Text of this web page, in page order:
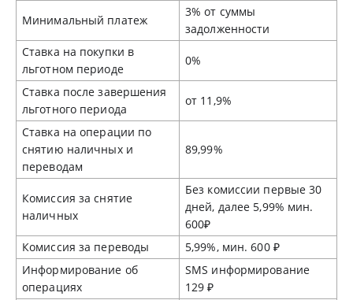
Минимальный платеж
3% от суммы
задолженности
Ставка на покупки в
льготном периоде
0%
Ставка после завершения
льготного периода
от 11,9%
Ставка на операции по
снятию наличных и
переводам
89,99%
Комиссия за снятие
наличных
Без комиссии первые 30
дней, далее 5,99% мин.
600₽
Комиссия за переводы
5,99%, мин. 600 ₽
Информирование об
операциях
SMS информирование
129 ₽